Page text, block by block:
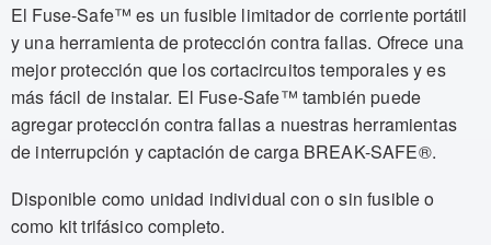
El Fuse-Safe™ es un fusible limitador de corriente portátil
y una herramienta de protección contra fallas. Ofrece una
mejor protección que los cortacircuitos temporales y es
más fácil de instalar. El Fuse-Safe™ también puede
agregar protección contra fallas a nuestras herramientas
de interrupción y captación de carga BREAK-SAFE®.
Disponible como unidad individual con o sin fusible o
como kit trifásico completo.